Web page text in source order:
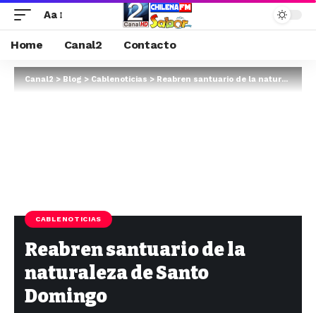
Aa
Home Canal2 Contacto
Canal2>Blog>Cablenoticias>Reabren santuario de la naturaleza de Santo Domingo
CABLENOTICIAS
Reabren santuario de la
naturaleza de Santo
Domingo